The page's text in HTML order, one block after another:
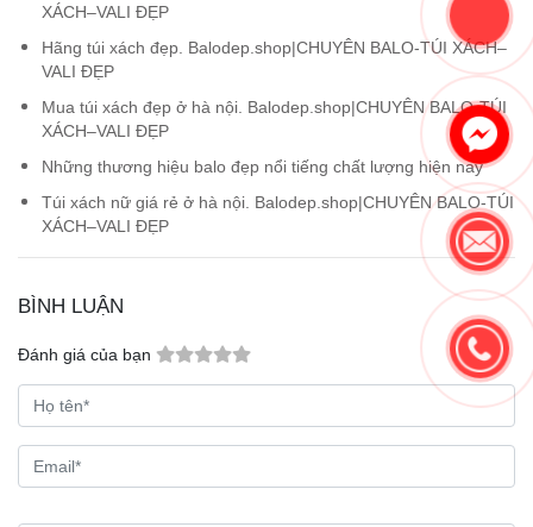
XÁCH–VALI ĐẸP
Hãng túi xách đẹp. Balodep.shop|CHUYÊN BALO-TÚI XÁCH–
VALI ĐẸP
Mua túi xách đẹp ở hà nội. Balodep.shop|CHUYÊN BALO-TÚI
XÁCH–VALI ĐẸP
Những thương hiệu balo đẹp nổi tiếng chất lượng hiện nay
Túi xách nữ giá rẻ ở hà nội. Balodep.shop|CHUYÊN BALO-TÚI
XÁCH–VALI ĐẸP
BÌNH LUẬN
Đánh giá của bạn